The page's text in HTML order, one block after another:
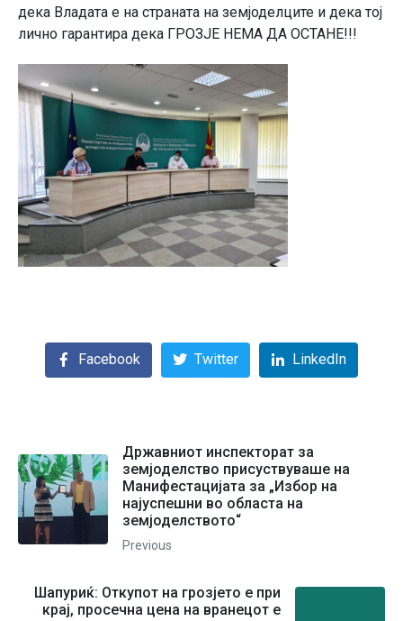
дека Владата е на страната на земјоделците и дека тој
лично гарантира дека ГРОЗЈЕ НЕМА ДА ОСТАНЕ!!!
Facebook Twitter LinkedIn
Државниот инспекторат за
земјоделство присуствуваше на
Mанифестацијата за „Избор на
најуспешни во областа на
земјоделството“
Previous
Шапуриќ: Откупoт на грозјето е при
крај, просечна цена на вранецот е